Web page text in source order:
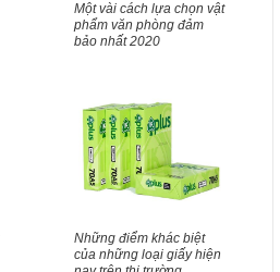
Một vài cách lựa chọn vật
phẩm văn phòng đảm
bảo nhất 2020
Những điểm khác biệt
của những loại giấy hiện